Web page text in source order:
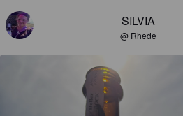
SILVIA
@ Rhede